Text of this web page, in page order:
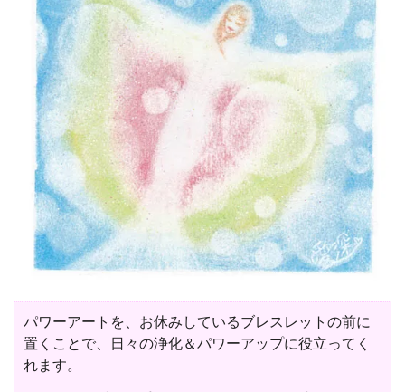
パワーアートを、お休みしているブレスレットの前に
置くことで、日々の浄化＆パワーアップに役立ってく
れます。